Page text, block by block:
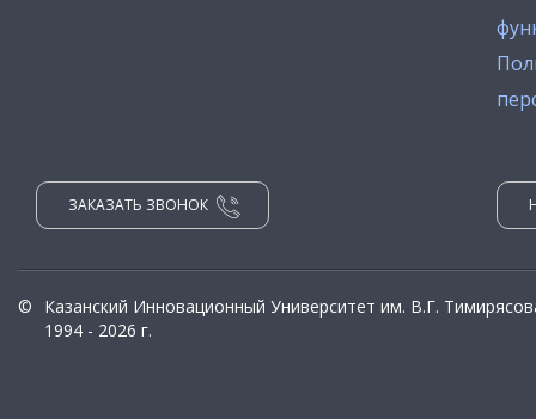
ЗАКАЗАТЬ ЗВОНОК
©
Казанский Инновационный Университет им. В.Г.
1994 - 2026 г.